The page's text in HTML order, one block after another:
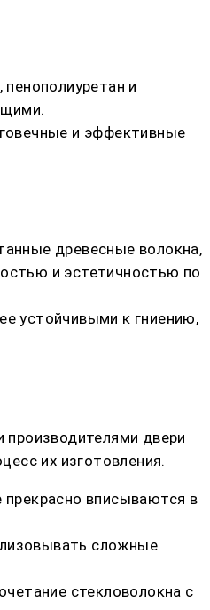
и
и эффективные
древесные волокна,
и эстетичностью по
устойчивыми к гниению,
двери
их изготовления.
вписываются в
сложные
стекловолокна с